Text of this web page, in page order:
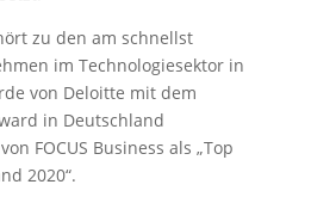
zu den am schnellst
im Technologiesektor in
von Deloitte mit dem
in Deutschland
FOCUS Business als „Top
2020“.